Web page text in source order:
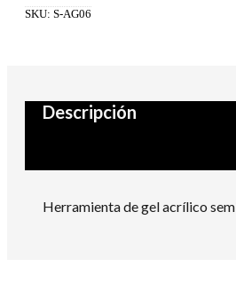
Flex
SKU: S-AG06
Descripción
Herramienta de gel acrílico